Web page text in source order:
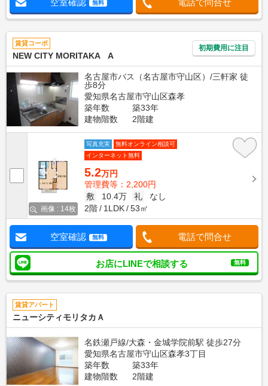
空室確認 無料 電話で問合せ
賃貸コーポ
NEW CITY MORITAKA A
初期費用に注目
名古屋市バス（名古屋市守山区）/三軒家 徒
歩8分
愛知県名古屋市守山区森孝
築年数
築33年
建物階数
2階建
画像 : 14枚
写真充実
無料オンライン相談可
インターネット無料
5.2万円
管理費等：2,200円
敷
10.4万 礼
なし
2階
1LDK 53㎡
空室確認 無料 電話で問合せ
お店にLINEで相談する 無料
賃貸アパート
ニューシティモリタカＡ
名鉄瀬戸線/大森・金城学院前駅 徒歩27分
愛知県名古屋市守山区森孝3丁目
築年数
築33年
建物階数
2階建